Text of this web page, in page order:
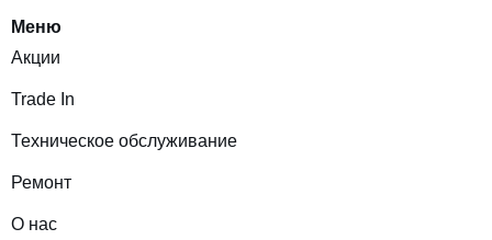
Меню
Акции
Trade In
Техническое обслуживание
Ремонт
О нас